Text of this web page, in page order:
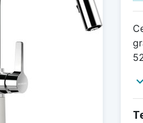
expand_more